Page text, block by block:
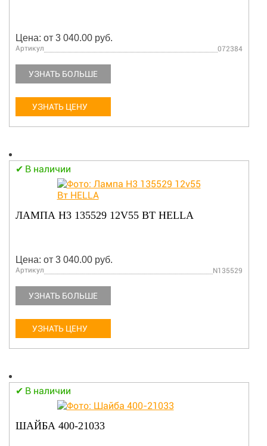
Цена: от 3 040.00 руб.
Артикул 072384
УЗНАТЬ БОЛЬШЕ
УЗНАТЬ ЦЕНУ
В наличии
ЛАМПА H3 135529 12V55 ВТ HELLA
Цена: от 3 040.00 руб.
Артикул N135529
УЗНАТЬ БОЛЬШЕ
УЗНАТЬ ЦЕНУ
В наличии
ШАЙБА 400-21033